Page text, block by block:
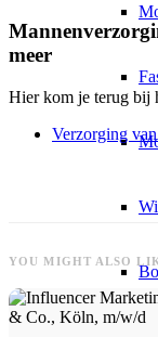
meer
Hier kom je terug bij
Verzorging
YOU MIGHT ALSO